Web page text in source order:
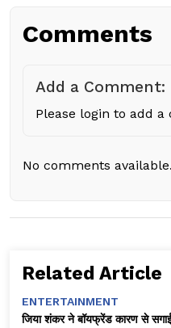
Comments
Add a Comment:
Please login to add a
No comments available.
Related Article
ENTERTAINMENT
जिया शंकर ने बॉयफ्रेंड कारण से